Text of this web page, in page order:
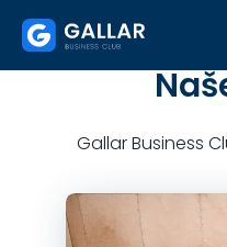
Gallar Business